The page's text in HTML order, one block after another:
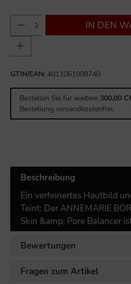
IN DEN
GTIN/EAN: 4011061008740
Bestellen Sie für weitere 300,00
Bestellung versandkostenfrei.
Beschreibung
Ein verfeinertes Hautbild
Teint: Der ANNEMARIE
Skin &amp; Pore Balancer
Bewertungen
Fragen zum Artikel